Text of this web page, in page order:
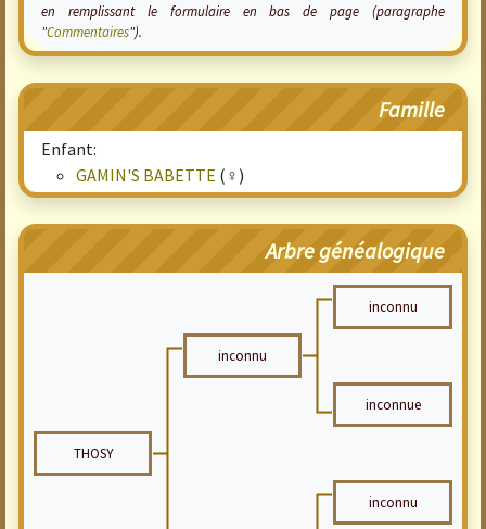
en remplissant le formulaire en bas de page (paragraphe
"Commentaires").
Famille
Enfant:
GAMIN'S BABETTE (♀)
Arbre généalogique
inconnu
inconnu
inconnue
THOSY
inconnu